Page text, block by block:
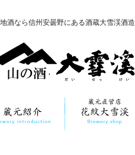
酒なら信州安曇野にある酒蔵大雪渓酒造